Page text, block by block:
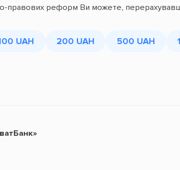
правових реформ Ви можете,
UAH 200 UAH 500 UAH